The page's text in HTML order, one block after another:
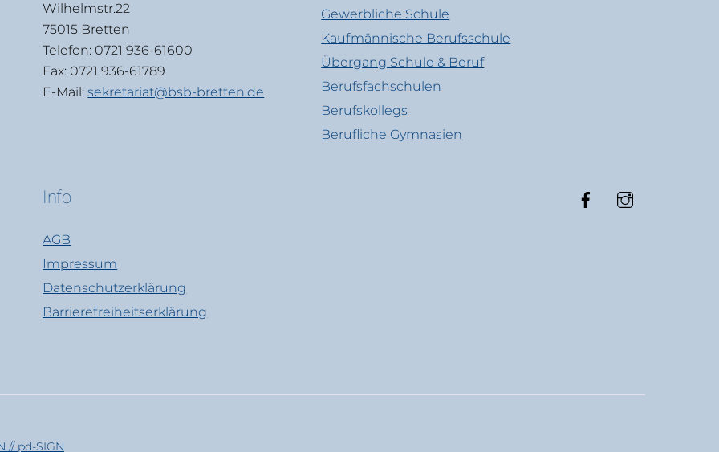
Wilhelmstr.22
75015 Bretten
Telefon: 0721 936-61600
Fax: 0721 936-61789
E-Mail: sekretariat@bsb-bretten.de
Gewerbliche Schule
Kaufmännische Berufsschule
Übergang Schule & Beruf
Berufsfachschulen
Berufskollegs
Berufliche Gymnasien
Info
AGB
Impressum
Datenschutzerklärung
Barrierefreiheitserklärung
Facebook
// pd-SIGN